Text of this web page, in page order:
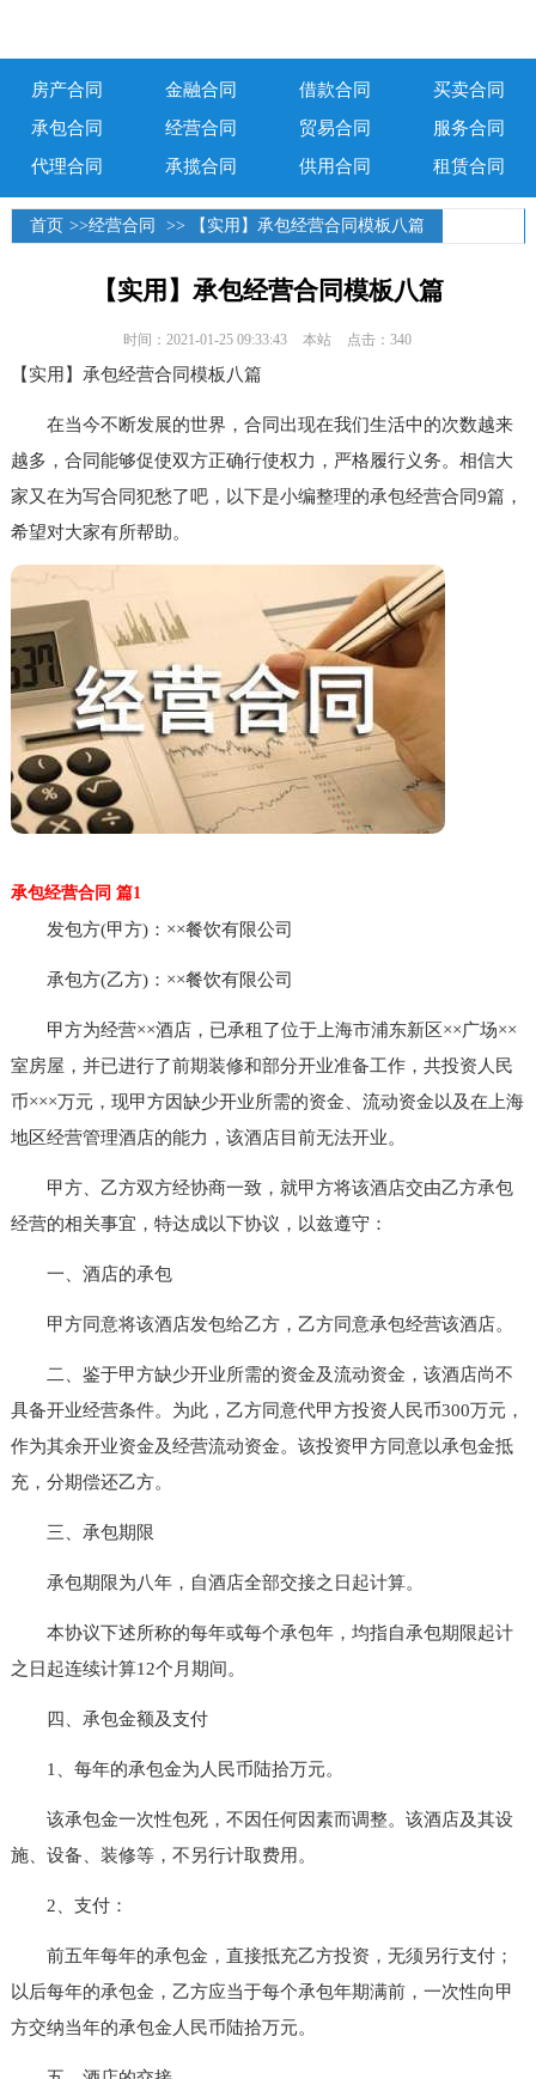
房产合同 金融合同 借款合同
买卖合同
承包合同
经营合同 贸易合同
服务合同
代理合同
承揽合同 供用合同 租赁合同
首页 >>经营合同 >> 【实用】承包经营合同模板八篇
【实用】承包经营合同模板八篇
时间：2021-01-25 09:33:43 本站 点击：340
【实用】承包经营合同模板八篇
在当今不断发展的世界，合同出现在我们生活中的次数越来
越多，合同能够促使双方正确行使权力，严格履行义务。相信大
家又在为写合同犯愁了吧，以下是小编整理的承包经营合同9篇，
希望对大家有所帮助。
承包经营合同 篇1
发包方(甲方)：××餐饮有限公司
承包方(乙方)：××餐饮有限公司
甲方为经营××酒店，已承租了位于上海市浦东新区××广场××
室房屋，并已进行了前期装修和部分开业准备工作，共投资人民
币×××万元，现甲方因缺少开业所需的资金、流动资金以及在上海
地区经营管理酒店的能力，该酒店目前无法开业。
甲方、乙方双方经协商一致，就甲方将该酒店交由乙方承包
经营的相关事宜，特达成以下协议，以兹遵守：
一、酒店的承包
甲方同意将该酒店发包给乙方，乙方同意承包经营该酒店。
二、鉴于甲方缺少开业所需的资金及流动资金，该酒店尚不
具备开业经营条件。为此，乙方同意代甲方投资人民币300万元，
作为其余开业资金及经营流动资金。该投资甲方同意以承包金抵
充，分期偿还乙方。
三、承包期限
承包期限为八年，自酒店全部交接之日起计算。
本协议下述所称的每年或每个承包年，均指自承包期限起计
之日起连续计算12个月期间。
四、承包金额及支付
1、每年的承包金为人民币陆拾万元。
该承包金一次性包死，不因任何因素而调整。该酒店及其设
施、设备、装修等，不另行计取费用。
2、支付：
前五年每年的承包金，直接抵充乙方投资，无须另行支付；
以后每年的承包金，乙方应当于每个承包年期满前，一次性向甲
方交纳当年的承包金人民币陆拾万元。